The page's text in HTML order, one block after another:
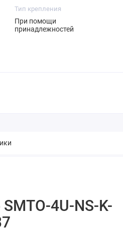
Тип крепления
При помощи
принадлежностей
4U-NS-K-